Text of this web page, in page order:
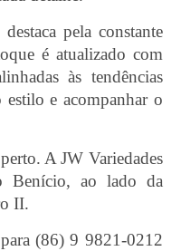
pela constante
é atualizado com
às tendências
e acompanhar o
A JW Variedades
Benício, ao lado da
II.
(86) 9 9821-0212